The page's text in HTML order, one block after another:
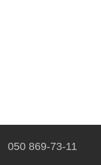
050 869-73-11